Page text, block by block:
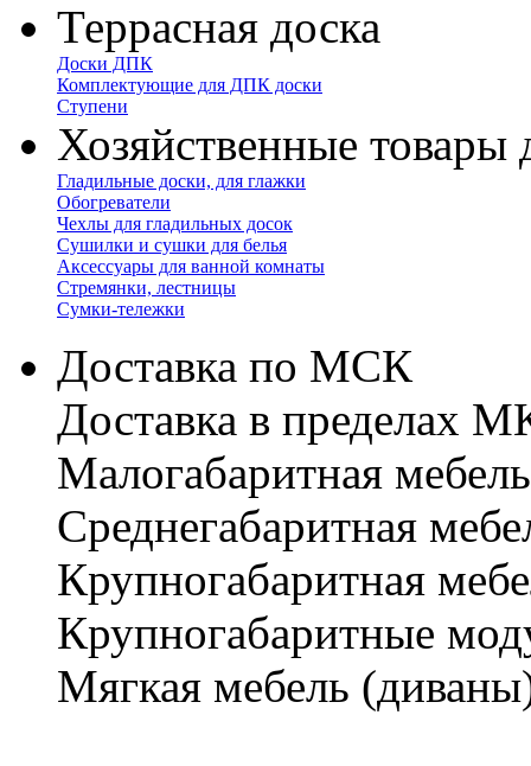
Террасная доска
Доски ДПК
Комплектующие для ДПК доски
Ступени
Хозяйственные товары
Гладильные доски, для глажки
Обогреватели
Чехлы для гладильных досок
Сушилки и сушки для белья
Аксессуары для ванной комнаты
Стремянки, лестницы
Сумки-тележки
Доставка по МСК
Доставка в пределах
Малогабаритная
Cреднегабаритная
Крупногабаритная
Крупногабаритные
Мягкая мебель